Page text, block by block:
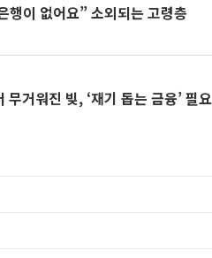
이 없어요” 소외되는 고령층
거워진 빚, ‘재기 돕는 금융’ 필요